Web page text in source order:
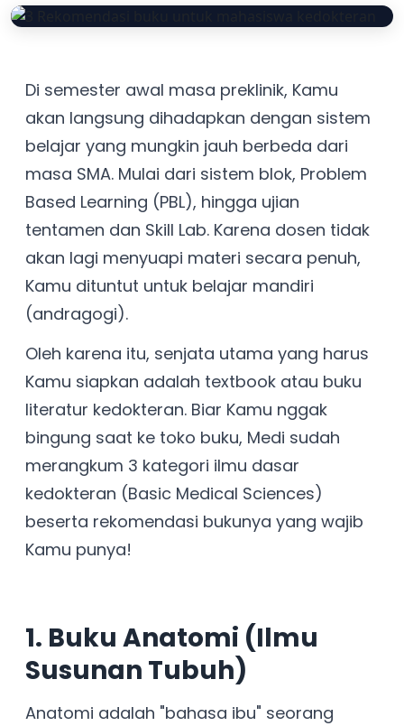
Di semester awal masa preklinik, Kamu
akan langsung dihadapkan dengan sistem
belajar yang mungkin jauh berbeda dari
masa SMA. Mulai dari sistem blok, Problem
Based Learning (PBL), hingga ujian
tentamen dan Skill Lab. Karena dosen tidak
akan lagi menyuapi materi secara penuh,
Kamu dituntut untuk belajar mandiri
(andragogi).
Oleh karena itu, senjata utama yang harus
Kamu siapkan adalah textbook atau buku
literatur kedokteran. Biar Kamu nggak
bingung saat ke toko buku, Medi sudah
merangkum 3 kategori ilmu dasar
kedokteran (Basic Medical Sciences)
beserta rekomendasi bukunya yang wajib
Kamu punya!
1. Buku Anatomi (Ilmu
Susunan Tubuh)
Anatomi adalah "bahasa ibu" seorang